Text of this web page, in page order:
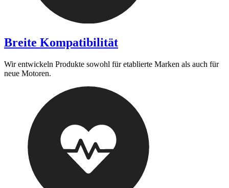
Breite Kompatibilität
Wir entwickeln Produkte sowohl für etablierte Marken als auch für
neue Motoren.